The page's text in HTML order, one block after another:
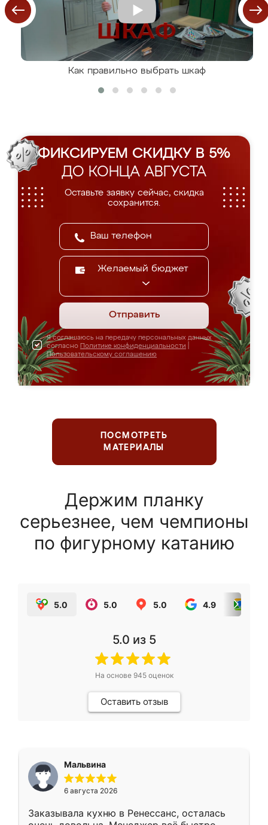
Как правильно выбрать шкаф
ФИКСИРУЕМ СКИДКУ В 5%
ДО КОНЦА АВГУСТА
Оставьте заявку сейчас, скидка
сохранится.
Желаемый бюджет
Отправить
Я соглашаюсь на передачу персональных данных
согласно Политике конфиденциальности
Пользовательскому соглашению
ПОСМОТРЕТЬ
МАТЕРИАЛЫ
Держим планку
серьезнее, чем чемпионы
по фигурному катанию
5.0 5.0 5.0 4.9
5.0 из 5
На основе 945оценок
Оставить отзыв
Мальвина
6 августа 2026
Заказывала кухню в Ренессанс, осталась